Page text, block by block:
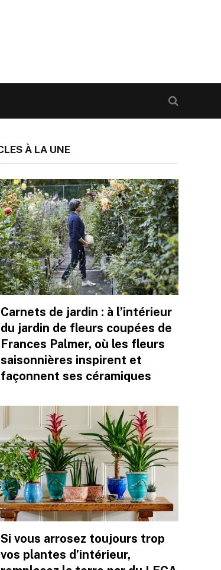
À LA UNE
Carnets de jardin : à l’intérieur
du jardin de fleurs coupées de
Frances Palmer, où les fleurs
saisonnières inspirent et
façonnent ses céramiques
Si vous arrosez toujours trop
vos plantes d’intérieur,